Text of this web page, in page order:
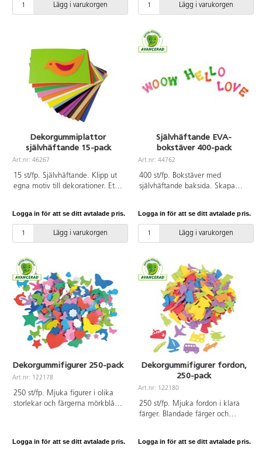
Lägg i varukorgen Lägg i varukorgen
Dekorgummiplattor
självhäftande 15-pack
Art.nr: 46267
15 st/fp. Självhäftande. Klipp ut
egna motiv till dekorationer. Ett
15 olika färger. Mått:
20x30 cm/ark.
Logga in för att se ditt avtalade pris.
Lägg i varukorgen
Självhäftande EVA-
bokstäver 400-pack
Art.nr: 44762
400 st/fp. Bokstäver med
självhäftande baksida. Skapa
Mått ca 12x23 mm/bokstav.
Logga in för att se ditt avtalade pris.
Lägg i varukorgen
Dekorgummifigurer 250-pack
Art.nr: 122178
250 st/fp. Mjuka figurer i olika
storlekar och färgerna mörkblå,
Av EVA. PVC-fri.
Logga in för att se ditt avtalade pris.
Dekorgummifigurer fordon,
250-pack
Art.nr: 122180
250 st/fp. Mjuka fordon i klara
färger. Blandade färger och
Logga in för att se ditt avtalade pris.